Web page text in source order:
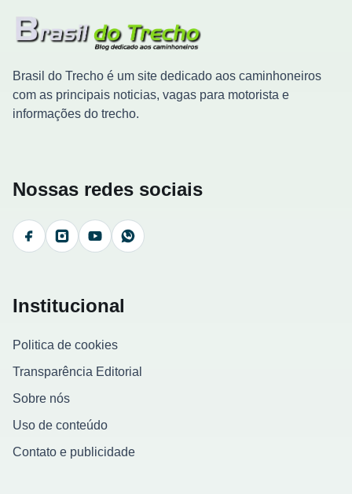
Brasil do Trecho é um site dedicado aos caminhoneiros
com as principais noticias, vagas para motorista e
informações do trecho.
Nossas redes sociais
FacebookInstagramYouTubeWhatsApp
Institucional
Politica de cookies
Transparência Editorial
Sobre nós
Uso de conteúdo
Contato e publicidade